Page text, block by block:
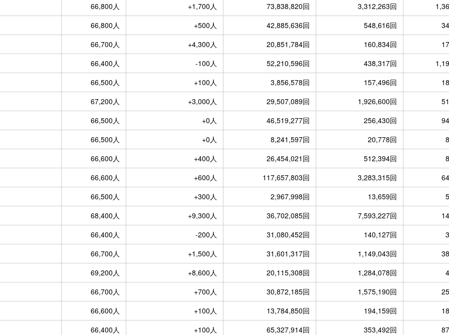
66,800人
+1,700人 73,838,820回 3,312,263回
66,800人
+500人 42,885,636回 548,616回
66,700人
+4,300人 20,851,784回 160,834回
66,400人
-100人 52,210,596回 438,317回
66,500人
+100人 3,856,578回 157,496回
67,200人
+3,000人 29,507,089回 1,926,600回
66,500人
+0人 46,519,277回 256,430回
66,500人
+0人 8,241,597回 20,778回
66,600人
+400人 26,454,021回 512,394回
66,600人
+600人 117,657,803回 3,283,315回
66,500人
+300人 2,967,998回 13,659回
68,400人
+9,300人 36,702,085回 7,593,227回
66,400人
-200人 31,080,452回 140,127回
66,700人
+1,500人 31,601,317回 1,149,043回
69,200人
+8,600人 20,115,308回 1,284,078回
66,700人
+700人 30,872,185回 1,575,190回
66,600人
+100人 13,784,850回 194,159回
66,400人
+100人 65,327,914回 353,492回